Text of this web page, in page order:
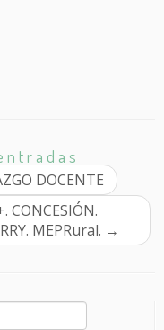
DOCENTE
CONCESIÓN.
MEPRural. →